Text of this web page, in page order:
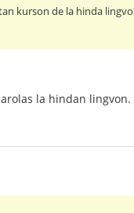
kurson de la hinda
la hindan